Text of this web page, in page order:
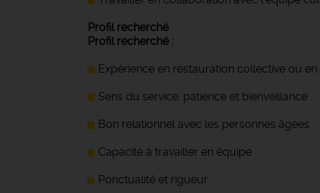
Profil recherché
Profil recherché :
Expérience en restauration collective ou en
Sens du service, patience et bienveillance
Bon relationnel avec les personnes âgées
Capacité à travailler en équipe
Ponctualité et rigueur